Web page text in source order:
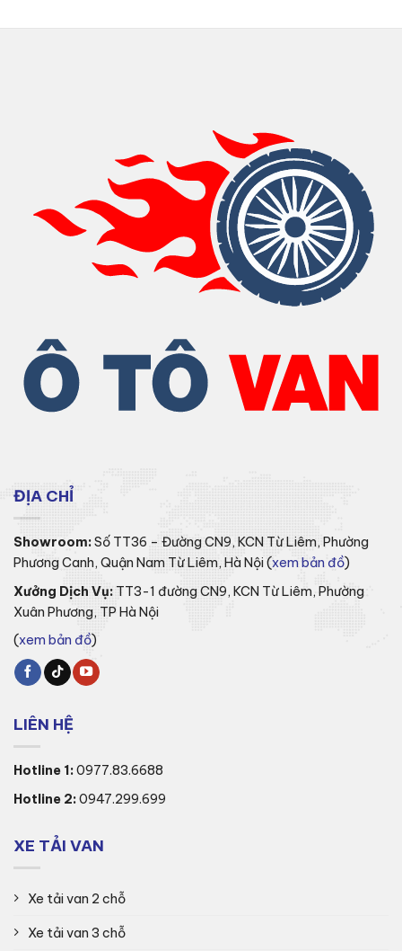
(Required)
ĐỊA CHỈ
Showroom:Số TT36 – Đường CN9, KCN Từ Liêm, Phường
Phương Canh, Quận Nam Từ Liêm, Hà Nội (xem bản đồ)
Xưởng Dịch Vụ: TT3-1 đường CN9, KCN Từ Liêm, Phường
Xuân Phương, TP Hà Nội
(xem bản đồ)
LIÊN HỆ
Hotline 1:0977.83.6688
Hotline 2:0947.299.699
XE TẢI VAN
Xe tải van 2 chỗ
Xe tải van 3 chỗ